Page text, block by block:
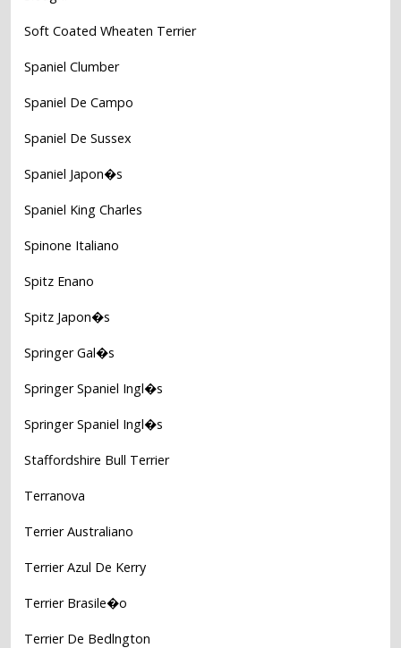
Soft Coated Wheaten Terrier
Spaniel Clumber
Spaniel De Campo
Spaniel De Sussex
Spaniel Japon�s
Spaniel King Charles
Spinone Italiano
Spitz Enano
Spitz Japon�s
Springer Gal�s
Springer Spaniel Ingl�s
Springer Spaniel Ingl�s
Staffordshire Bull Terrier
Terranova
Terrier Australiano
Terrier Azul De Kerry
Terrier Brasile�o
Terrier De Bedlngton